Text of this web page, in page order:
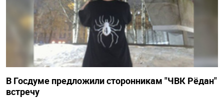
В Госдуме предложили сторонникам "ЧВК Рёдан"
встречу